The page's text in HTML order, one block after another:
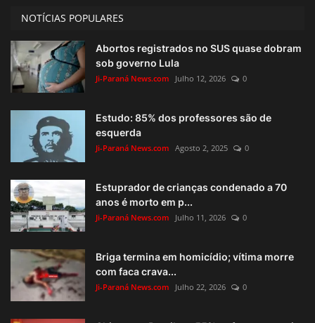
NOTÍCIAS POPULARES
Abortos registrados no SUS quase dobram
sob governo Lula
Ji-Paraná News.com Julho 12, 2026 0
Estudo: 85% dos professores são de
esquerda
Ji-Paraná News.com Agosto 2, 2025 0
Estuprador de crianças condenado a 70
anos é morto em p...
Ji-Paraná News.com Julho 11, 2026 0
Briga termina em homicídio; vítima morre
com faca crava...
Ji-Paraná News.com Julho 22, 2026 0